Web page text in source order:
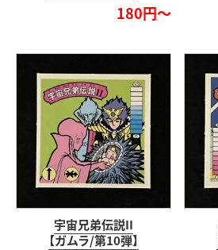
180円～
宇宙兄弟伝説II
【ガムラ/第10弾】